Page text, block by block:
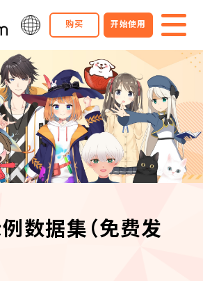
购买 开始使用
数据集 （免费发